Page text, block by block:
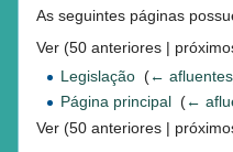
As seguintes páginas
Ver (50 anteriores |
Legislação (← afluentes
Página principal (←
Ver (50 anteriores |